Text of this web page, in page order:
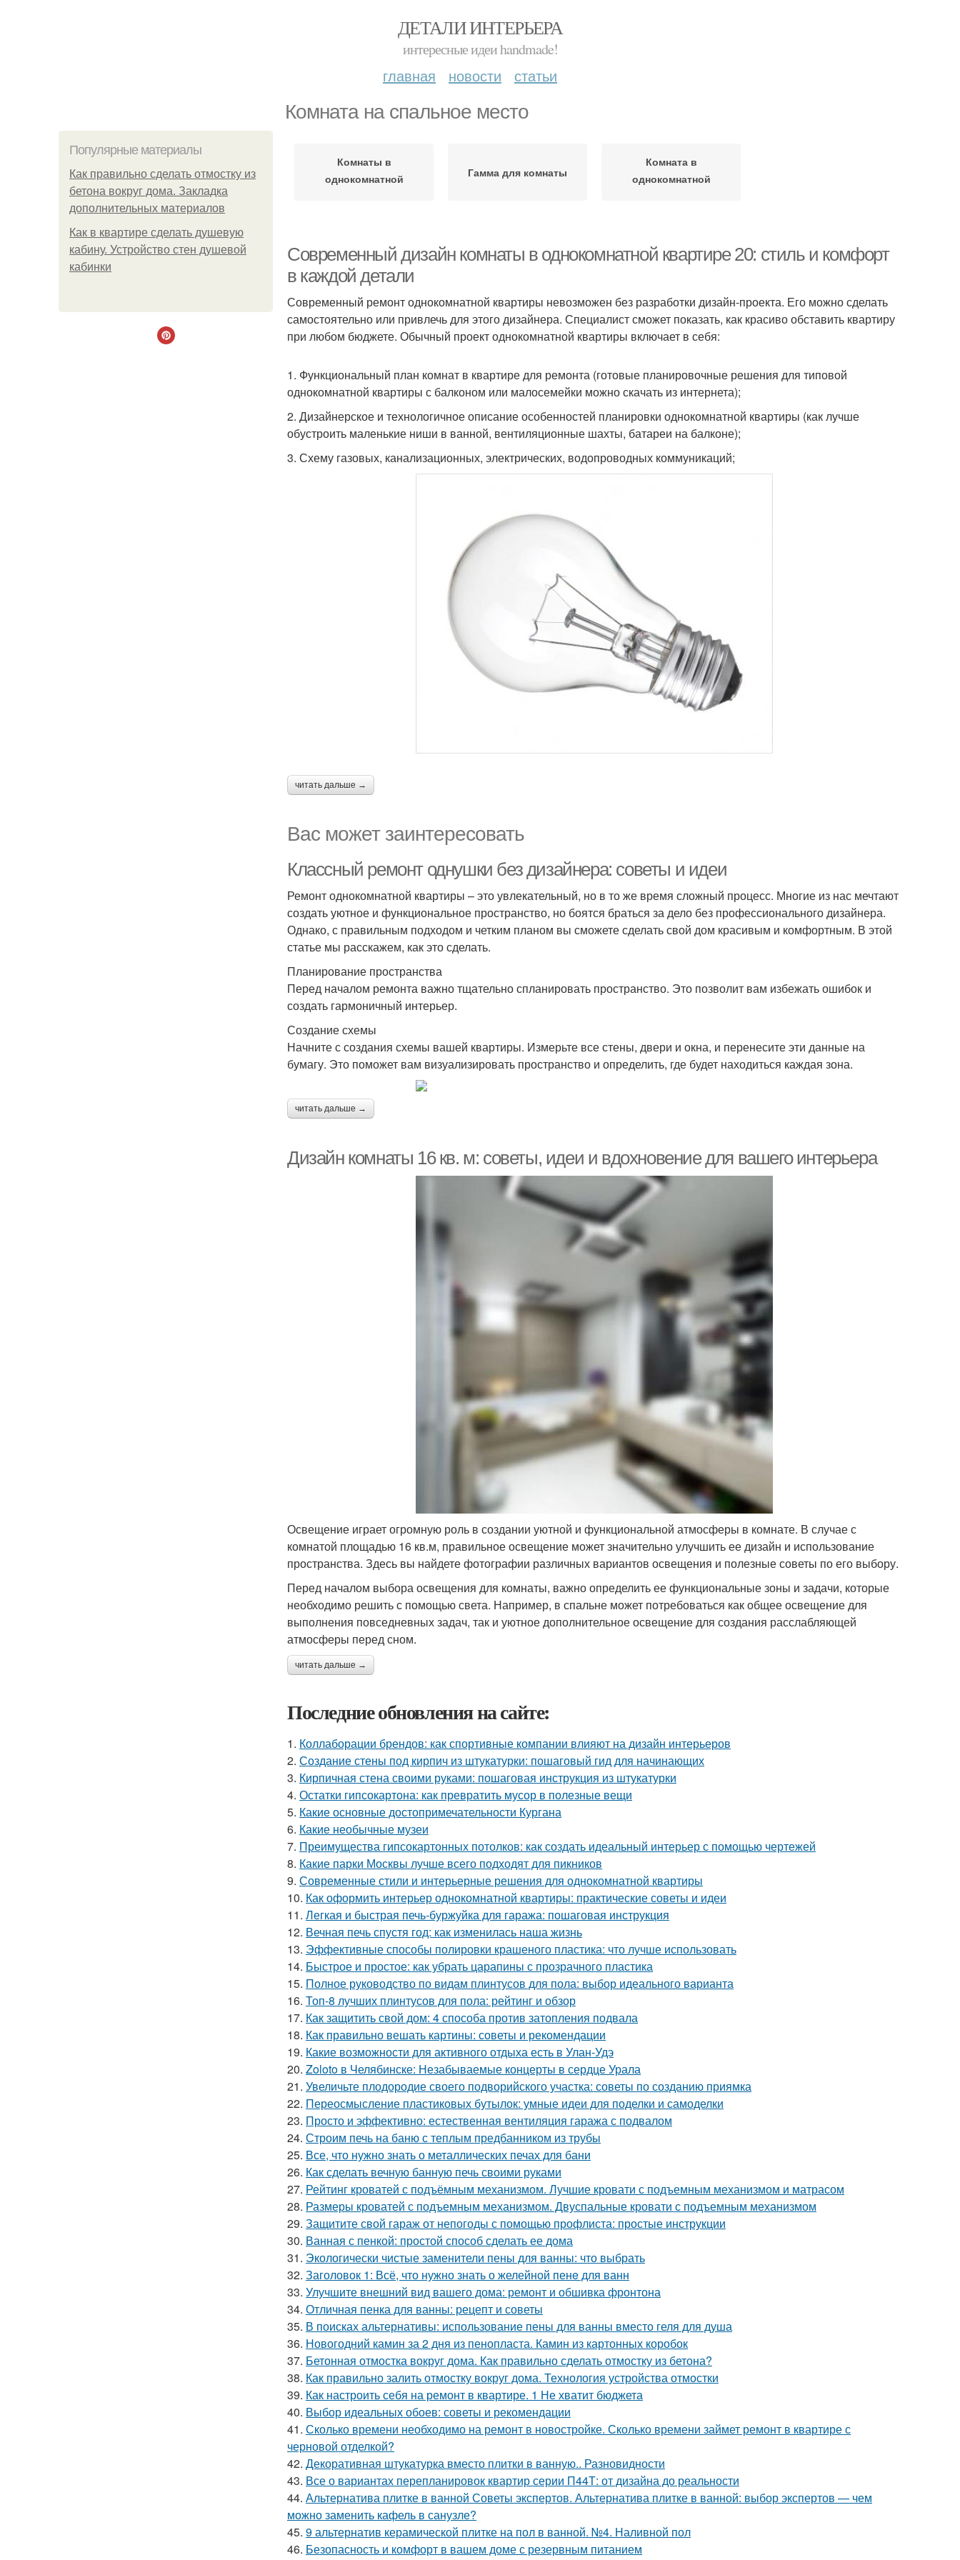
ДЕТАЛИ ИНТЕРЬЕРА
интересные идеи handmade!
главная новости статьи
Комната на спальное место
Популярные материалы
Как правильно сделать отмостку из
бетона вокруг дома. Закладка
дополнительных материалов
Как в квартире сделать душевую
кабину. Устройство стен душевой
кабинки
Комнаты в
однокомнатной
Гамма для комнаты
Комната в
однокомнатной
Современный дизайн комнаты в однокомнатной квартире 20: стиль и комфорт
в каждой детали
Современный ремонт однокомнатной квартиры невозможен без разработки дизайн-проекта. Его можно сделать
самостоятельно или привлечь для этого дизайнера. Специалист сможет показать, как красиво обставить квартиру
при любом бюджете. Обычный проект однокомнатной квартиры включает в себя:
1. Функциональный план комнат в квартире для ремонта (готовые планировочные решения для типовой
однокомнатной квартиры с балконом или малосемейки можно скачать из интернета);
2. Дизайнерское и технологичное описание особенностей планировки однокомнатной квартиры (как лучше
обустроить маленькие ниши в ванной, вентиляционные шахты, батареи на балконе);
3. Схему газовых, канализационных, электрических, водопроводных коммуникаций;
читать дальше →
Вас может заинтересовать
Классный ремонт однушки без дизайнера: советы и идеи
Ремонт однокомнатной квартиры – это увлекательный, но в то же время сложный процесс. Многие из нас мечтают
создать уютное и функциональное пространство, но боятся браться за дело без профессионального дизайнера.
Однако, с правильным подходом и четким планом вы сможете сделать свой дом красивым и комфортным. В этой
статье мы расскажем, как это сделать.
Планирование пространства
Перед началом ремонта важно тщательно спланировать пространство. Это позволит вам избежать ошибок и
создать гармоничный интерьер.
Создание схемы
Начните с создания схемы вашей квартиры. Измерьте все стены, двери и окна, и перенесите эти данные на
бумагу. Это поможет вам визуализировать пространство и определить, где будет находиться каждая зона.
читать дальше →
Дизайн комнаты 16 кв. м: советы, идеи и вдохновение для вашего интерьера
Освещение играет огромную роль в создании уютной и функциональной атмосферы в комнате. В случае с
комнатой площадью 16 кв.м, правильное освещение может значительно улучшить ее дизайн и использование
пространства. Здесь вы найдете фотографии различных вариантов освещения и полезные советы по его выбору.
Перед началом выбора освещения для комнаты, важно определить ее функциональные зоны и задачи, которые
необходимо решить с помощью света. Например, в спальне может потребоваться как общее освещение для
выполнения повседневных задач, так и уютное дополнительное освещение для создания расслабляющей
атмосферы перед сном.
читать дальше →
Последние обновления на сайте:
1. Коллаборации брендов: как спортивные компании влияют на дизайн интерьеров
2. Создание стены под кирпич из штукатурки: пошаговый гид для начинающих
3. Кирпичная стена своими руками: пошаговая инструкция из штукатурки
4. Остатки гипсокартона: как превратить мусор в полезные вещи
5. Какие основные достопримечательности Кургана
6. Какие необычные музеи
7. Преимущества гипсокартонных потолков: как создать идеальный интерьер с помощью чертежей
8. Какие парки Москвы лучше всего подходят для пикников
9. Современные стили и интерьерные решения для однокомнатной квартиры
10. Как оформить интерьер однокомнатной квартиры: практические советы и идеи
11. Легкая и быстрая печь-буржуйка для гаража: пошаговая инструкция
12. Вечная печь спустя год: как изменилась наша жизнь
13. Эффективные способы полировки крашеного пластика: что лучше использовать
14. Быстрое и простое: как убрать царапины с прозрачного пластика
15. Полное руководство по видам плинтусов для пола: выбор идеального варианта
16. Топ-8 лучших плинтусов для пола: рейтинг и обзор
17. Как защитить свой дом: 4 способа против затопления подвала
18. Как правильно вешать картины: советы и рекомендации
19. Какие возможности для активного отдыха есть в Улан-Удэ
20. Zoloto в Челябинске: Незабываемые концерты в сердце Урала
21. Увеличьте плодородие своего подворийского участка: советы по созданию приямка
22. Переосмысление пластиковых бутылок: умные идеи для поделки и самоделки
23. Просто и эффективно: естественная вентиляция гаража с подвалом
24. Строим печь на баню с теплым предбанником из трубы
25. Все, что нужно знать о металлических печах для бани
26. Как сделать вечную банную печь своими руками
27. Рейтинг кроватей с подъёмным механизмом. Лучшие кровати с подъемным механизмом и матрасом
28. Размеры кроватей с подъемным механизмом. Двуспальные кровати с подъемным механизмом
29. Защитите свой гараж от непогоды с помощью профлиста: простые инструкции
30. Ванная с пенкой: простой способ сделать ее дома
31. Экологически чистые заменители пены для ванны: что выбрать
32. Заголовок 1: Всё, что нужно знать о желейной пенe для ванн
33. Улучшите внешний вид вашего дома: ремонт и обшивка фронтона
34. Отличная пенка для ванны: рецепт и советы
35. В поисках альтернативы: использование пены для ванны вместо геля для душа
36. Новогодний камин за 2 дня из пенопласта. Камин из картонных коробок
37. Бетонная отмостка вокруг дома. Как правильно сделать отмостку из бетона?
38. Как правильно залить отмостку вокруг дома. Технология устройства отмостки
39. Как настроить себя на ремонт в квартире. 1 Не хватит бюджета
40. Выбор идеальных обоев: советы и рекомендации
41. Сколько времени необходимо на ремонт в новостройке. Сколько времени займет ремонт в квартире с
черновой отделкой?
42. Декоративная штукатурка вместо плитки в ванную.. Разновидности
43. Все о вариантах перепланировок квартир серии П44Т: от дизайна до реальности
44. Альтернатива плитке в ванной Советы экспертов. Альтернатива плитке в ванной: выбор экспертов — чем
можно заменить кафель в санузле?
45. 9 альтернатив керамической плитке на пол в ванной. №4. Наливной пол
46. Безопасность и комфорт в вашем доме с резервным питанием